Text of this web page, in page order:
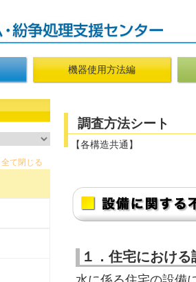
機器使用方法編
調査方法シート
【各構造共通】
１．住宅におけ